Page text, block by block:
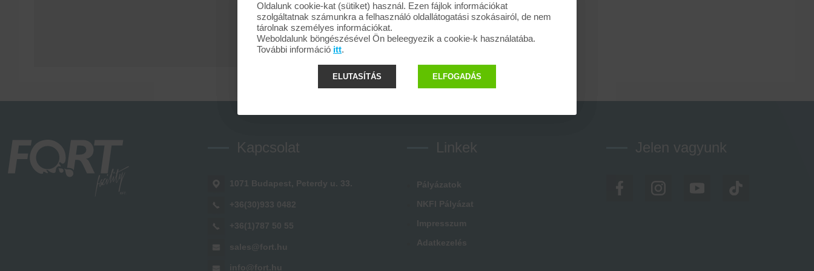
Kapcsolat
1071 Budapest, Peterdy u. 33.
+36(30)933 0482
+36(1)787 50 55
sales@fort.hu
info@fort.hu
Linkek
Pályázatok
NKFI Pályázat
Impresszum
Adatkezelés
Jelen vagyunk
Oldalunk cookie-kat (sütiket) használ. Ezen fájlok információkat
szolgáltatnak számunkra a felhasználó oldallátogatási szokásairól, de nem
tárolnak személyes információkat.
Weboldalunk böngészésével Ön beleegyezik a cookie-k használatába.
További információ itt.
ELUTASÍTÁS ELFOGADÁS